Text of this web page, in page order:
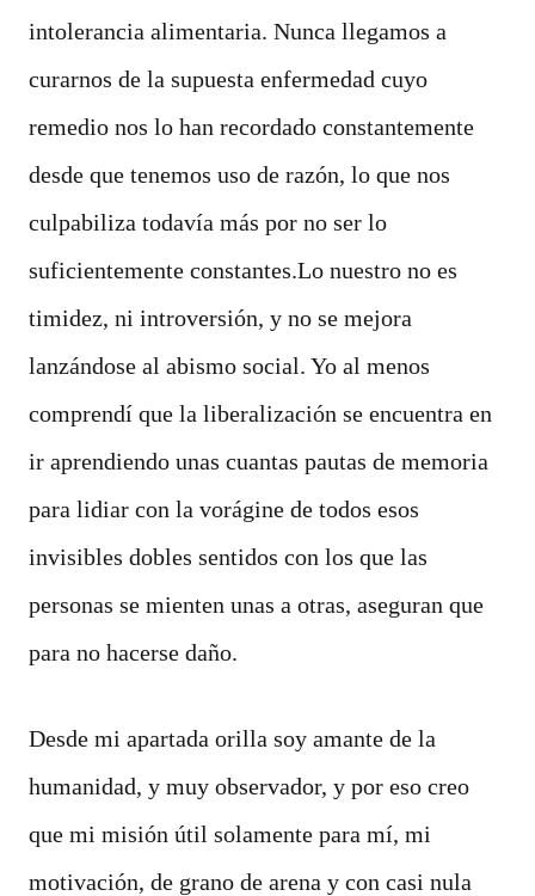
intolerancia alimentaria. Nunca llegamos a
curarnos de la supuesta enfermedad cuyo
remedio nos lo han recordado constantemente
desde que tenemos uso de razón, lo que nos
culpabiliza todavía más por no ser lo
suficientemente constantes.Lo nuestro no es
timidez, ni introversión, y no se mejora
lanzándose al abismo social. Yo al menos
comprendí que la liberalización se encuentra en
ir aprendiendo unas cuantas pautas de memoria
para lidiar con la vorágine de todos esos
invisibles dobles sentidos con los que las
personas se mienten unas a otras, aseguran que
para no hacerse daño.
Desde mi apartada orilla soy amante de la
humanidad, y muy observador, y por eso creo
que mi misión útil solamente para mí, mi
motivación, de grano de arena y con casi nula